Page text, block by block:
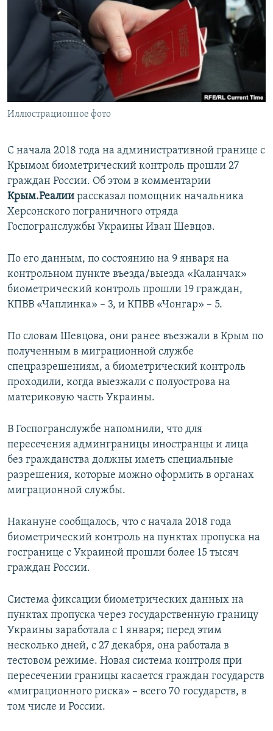
ПОБЕДИТЕЛЕЙ НЕ СУДЯТ?
КРЫМ.НЕПОКОРЕННЫЙ
УКРАИНСКАЯ ПРОБЛЕМА КРЫМА
ПРИСОЕДИНЯЙТЕСЬ!
Все сайты RFE/RL
Иллюстрационное фото
С начала 2018 года на административной границе с
Крымом биометрический контроль прошли 27
граждан России. Об этом в комментарии
Крым.Реалии рассказал помощник начальника
Херсонского пограничного отряда
Госпогранслужбы Украины Иван Шевцов.
По его данным, по состоянию на 9 января на
контрольном пункте въезда/выезда «Каланчак»
биометрический контроль прошли 19 граждан,
КПВВ «Чаплинка» – 3, и КПВВ «Чонгар» – 5.
По словам Шевцова, они ранее въезжали в Крым по
полученным в миграционной службе
спецразрешениям, а биометрический контроль
проходили, когда выезжали с полуострова на
материковую часть Украины.
В Госпогранслужбе напомнили, что для
пересечения админграницы иностранцы и лица
без гражданства должны иметь специальные
разрешения, которые можно оформить в органах
миграционной службы.
Накануне сообщалось, что с начала 2018 года
биометрический контроль на пунктах пропуска на
госгранице с Украиной прошли более 15 тысяч
граждан России.
Система фиксации биометрических данных на
пунктах пропуска через государственную границу
Украины заработала с 1 января; перед этим
несколько дней, с 27 декабря, она работала в
тестовом режиме. Новая система контроля при
пересечении границы касается граждан государств
«миграционного риска» – всего 70 государств, в
том числе и России.